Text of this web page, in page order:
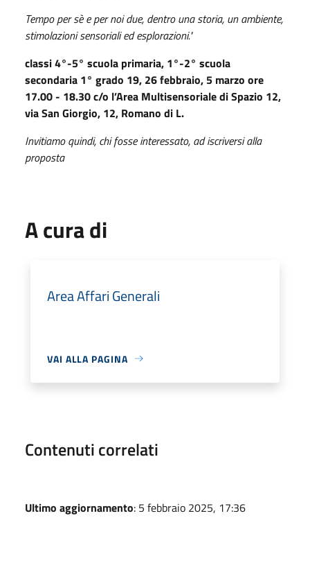
Tempo per sè e per noi due, dentro una storia, un ambiente,
stimolazioni sensoriali ed esplorazioni."
classi 4°-5° scuola primaria, 1°-2° scuola
secondaria 1° grado 19, 26 febbraio, 5 marzo ore
17.00 - 18.30 c/o l’Area Multisensoriale di Spazio 12,
via San Giorgio, 12, Romano di L.
Invitiamo quindi, chi fosse interessato, ad iscriversi alla
proposta
A cura di
Area Affari Generali
VAI ALLA PAGINA
Contenuti correlati
Ultimo aggiornamento: 5 febbraio 2025, 17:36